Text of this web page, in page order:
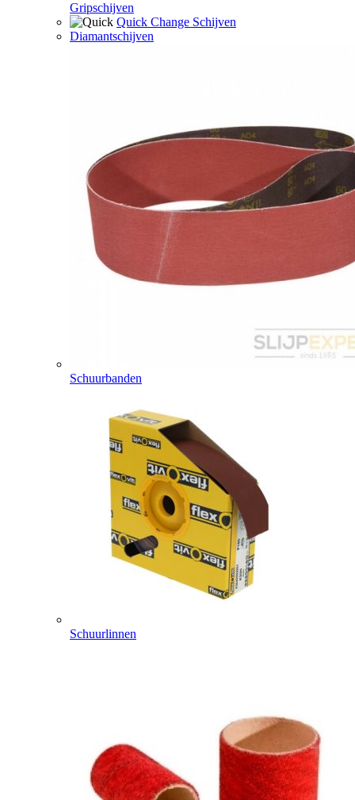
Gripschijven
Quick Change Schijven
Diamantschijven
Schuurbanden
Schuurlinnen